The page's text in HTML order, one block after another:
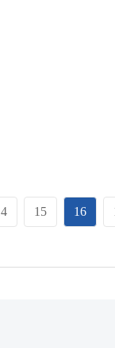
15 16